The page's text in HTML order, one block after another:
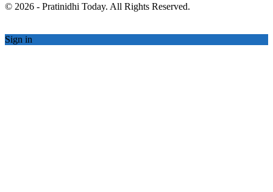
© 2026 - Pratinidhi Today. All Rights Reserved.
Sign in